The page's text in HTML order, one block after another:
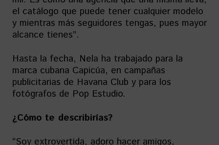
el catálogo que puede tener cualquier modelo
y mientras más seguidores tengas, pues mayor
alcance tienes”.
Hasta la fecha, Nela ha trabajado para la
marca cubana Capicúa, en campañas
publicitarias de Havana Club y para los
fotógrafos de Pop Estudio.
¿Cómo te describirías?
“Soy extrovertida, adoro hacer amigos,